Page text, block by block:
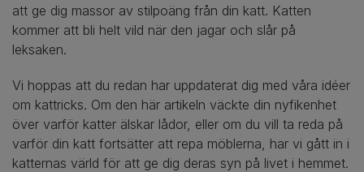
att ge dig massor av stilpoäng från din katt. Katten
kommer att bli helt vild när den jagar och slår på
leksaken.
Vi hoppas att du redan har uppdaterat dig med våra idéer
om kattricks. Om den här artikeln väckte din nyfikenhet
över varför katter älskar lådor, eller om du vill ta reda på
varför din katt fortsätter att repa möblerna, har vi gått in i
katternas värld för att ge dig deras syn på livet i hemmet.